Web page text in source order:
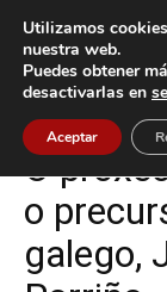
Inicio Cultura /
Cultura / Ocio O
O
o
galego,
Utilizamos
nuestra web.
Puedes obtener
desactivarlas en
Aceptar